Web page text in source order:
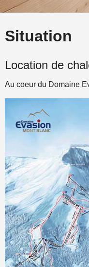
Situation
Location de
Au coeur du Domaine